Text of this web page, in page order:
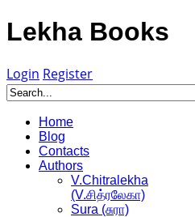
Lekha Books
Login Register
Home
Blog
Contacts
Authors
V.Chitralekha
(V.சித்ரலேகா)
Sura (சுரா)